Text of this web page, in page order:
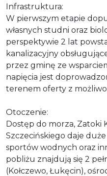
Infrastruktura:
W pierwszym etapie
własnych studni oraz
perspektywie 2 lat
kanalizacyjny
przez gminę ze
napięcia jest
terenem oferty z
Otoczenie:
Dostęp do morza, Zatoki
Szczecińskiego daje
sportów wodnych oraz
pobliżu znajdują się 2
(Kołczewo, Łukęcin),